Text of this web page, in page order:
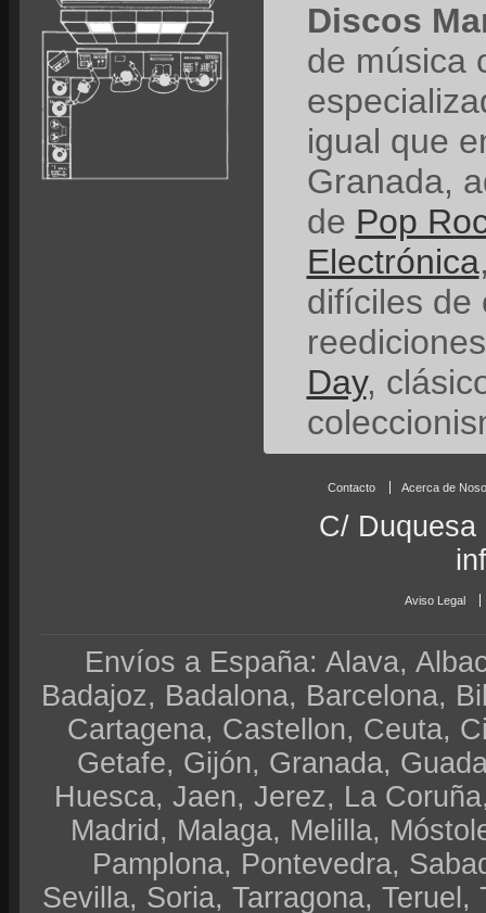
Discos
de música
igual que
Granada,
de Pop
Electrónica
difíciles de
Day,
Contacto Acerca de
C/ Duquesa
Aviso Legal
Envíos a España: Alava,
Badajoz, Badalona, Barcelona,
Cartagena, Castellon, Ceuta,
Getafe, Gijón, Granada,
Huesca, Jaen, Jerez, La
Madrid, Malaga, Melilla,
Pamplona, Pontevedra,
Sevilla, Soria, Tarragona,